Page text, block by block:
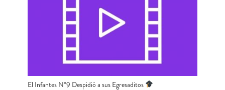
El Infantes N°9 Despidió a sus Egresaditos